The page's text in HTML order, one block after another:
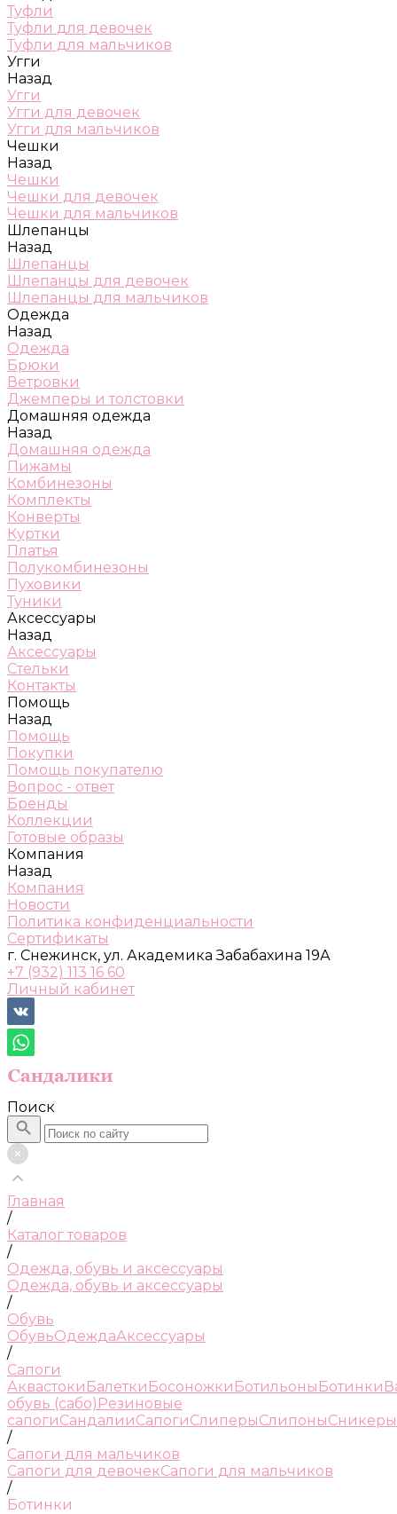
Туфли
Туфли для девочек
Туфли для мальчиков
Угги
Назад
Угги
Угги для девочек
Угги для мальчиков
Чешки
Назад
Чешки
Чешки для девочек
Чешки для мальчиков
Шлепанцы
Назад
Шлепанцы
Шлепанцы для девочек
Шлепанцы для мальчиков
Одежда
Назад
Одежда
Брюки
Ветровки
Джемперы и толстовки
Домашняя одежда
Назад
Домашняя одежда
Пижамы
Комбинезоны
Комплекты
Конверты
Куртки
Платья
Полукомбинезоны
Пуховики
Туники
Аксессуары
Назад
Аксессуары
Стельки
Контакты
Помощь
Назад
Помощь
Покупки
Помощь покупателю
Вопрос - ответ
Бренды
Коллекции
Готовые образы
Компания
Назад
Компания
Новости
Политика конфиденциальности
Сертификаты
г. Снежинск, ул. Академика Забабахина 19А
+7 (932) 113 16 60
Личный кабинет
Поиск
Главная
/
Каталог товаров
/
Одежда, обувь и аксессуары
Одежда, обувь и аксессуары
/
Обувь
ОбувьОдеждаАксессуары
/
Сапоги
Аквастоки Балетки Босоножки Ботильоны Ботинки
обувь (сабо) Резиновые
сапогиСандалииСапогиСлиперыСлипоныСникеры
/
Сапоги для мальчиков
Сапоги для девочекСапоги для мальчиков
/
Ботинки